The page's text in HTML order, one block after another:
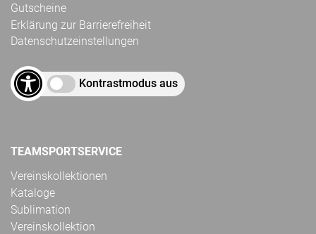
Gutscheine
Erklärung zur Barrierefreiheit
Datenschutzeinstellungen
Kontrastmodus aus
TEAMSPORTSERVICE
Vereinskollektionen
Kataloge
Sublimation
Vereinskollektion